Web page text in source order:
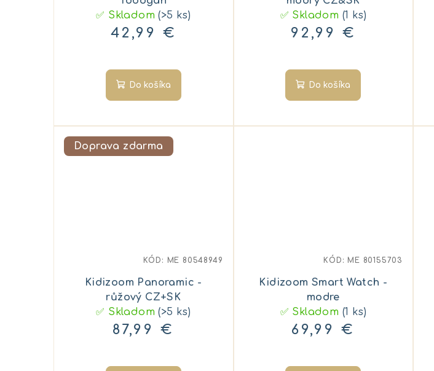
v
o
v
✅ Skladom(>5 ks)
42,99 €
Do košíka
✅ Skladom (1 ks)
92,99 €
Do košíka
Doprava zdarma
Kidizoom Panoramic -
růžový CZ+SK
✅ Skladom(>5 ks)
87,99 €
KÓD: ME 80548949
Kidizoom Smart Watch -
modre
✅ Skladom (1 ks)
69,99 €
KÓD: ME 80155703